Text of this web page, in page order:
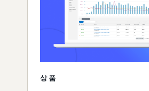
상품